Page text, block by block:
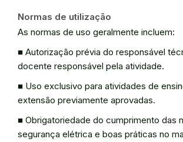
Normas de utilização
As normas de uso geralmente incluem:
■ Autorização prévia do responsável
docente responsável pela atividade.
■ Uso exclusivo para atividades de
extensão previamente aprovadas.
■ Obrigatoriedade do cumprimento das
segurança elétrica e boas práticas no